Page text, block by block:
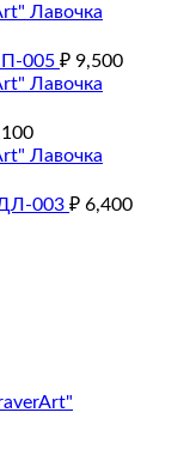
005 ₽ 9,500
ДЛ-003 ₽ 6,400